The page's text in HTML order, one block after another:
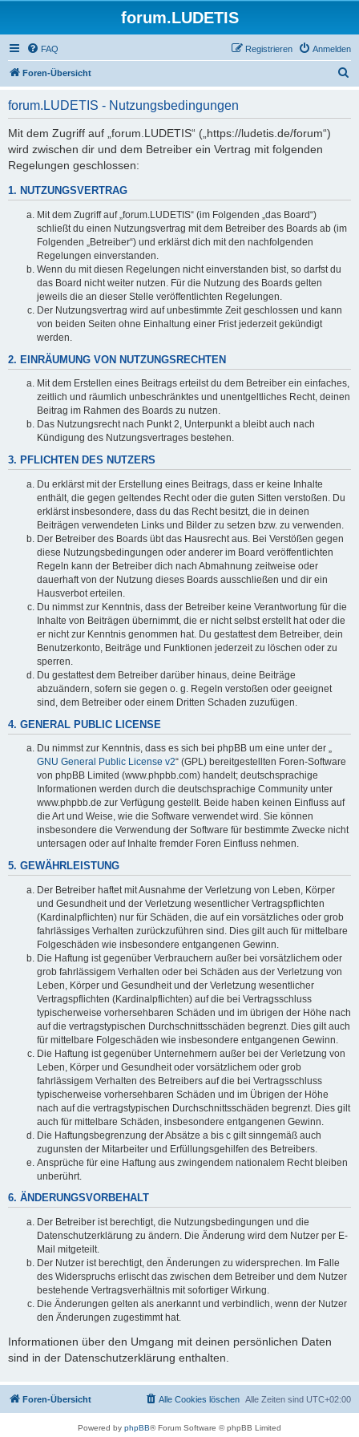
forum.LUDETIS
FAQ Anmelden
Registrieren
Foren-Übersicht
forum.LUDETIS - Nutzungsbedingungen
Mit dem Zugriff auf „forum.LUDETIS“ („https://ludetis.de/forum“)
wird zwischen dir und dem Betreiber ein Vertrag mit folgenden
Regelungen geschlossen:
1. NUTZUNGSVERTRAG
Mit dem Zugriff auf „forum.LUDETIS“ (im Folgenden „das Board“)
schließt du einen Nutzungsvertrag mit dem Betreiber des Boards ab (im
Folgenden „Betreiber“) und erklärst dich mit den nachfolgenden
Regelungen einverstanden.
Wenn du mit diesen Regelungen nicht einverstanden bist, so darfst du
das Board nicht weiter nutzen. Für die Nutzung des Boards gelten
jeweils die an dieser Stelle veröffentlichten Regelungen.
Der Nutzungsvertrag wird auf unbestimmte Zeit geschlossen und kann
von beiden Seiten ohne Einhaltung einer Frist jederzeit gekündigt
werden.
2. EINRÄUMUNG VON NUTZUNGSRECHTEN
Mit dem Erstellen eines Beitrags erteilst du dem Betreiber ein einfaches,
zeitlich und räumlich unbeschränktes und unentgeltliches Recht, deinen
Beitrag im Rahmen des Boards zu nutzen.
Das Nutzungsrecht nach Punkt 2, Unterpunkt a bleibt auch nach
Kündigung des Nutzungsvertrages bestehen.
3. PFLICHTEN DES NUTZERS
Du erklärst mit der Erstellung eines Beitrags, dass er keine Inhalte
enthält, die gegen geltendes Recht oder die guten Sitten verstoßen. Du
erklärst insbesondere, dass du das Recht besitzt, die in deinen
Beiträgen verwendeten Links und Bilder zu setzen bzw. zu verwenden.
Der Betreiber des Boards übt das Hausrecht aus. Bei Verstößen gegen
diese Nutzungsbedingungen oder anderer im Board veröffentlichten
Regeln kann der Betreiber dich nach Abmahnung zeitweise oder
dauerhaft von der Nutzung dieses Boards ausschließen und dir ein
Hausverbot erteilen.
Du nimmst zur Kenntnis, dass der Betreiber keine Verantwortung für die
Inhalte von Beiträgen übernimmt, die er nicht selbst erstellt hat oder die
er nicht zur Kenntnis genommen hat. Du gestattest dem Betreiber, dein
Benutzerkonto, Beiträge und Funktionen jederzeit zu löschen oder zu
sperren.
Du gestattest dem Betreiber darüber hinaus, deine Beiträge
abzuändern, sofern sie gegen o. g. Regeln verstoßen oder geeignet
sind, dem Betreiber oder einem Dritten Schaden zuzufügen.
4. GENERAL PUBLIC LICENSE
Du nimmst zur Kenntnis, dass es sich bei phpBB um eine unter der „
GNU General Public License v2“ (GPL) bereitgestellten Foren-Software
von phpBB Limited (www.phpbb.com) handelt; deutschsprachige
Informationen werden durch die deutschsprachige Community unter
www.phpbb.de zur Verfügung gestellt. Beide haben keinen Einfluss auf
die Art und Weise, wie die Software verwendet wird. Sie können
insbesondere die Verwendung der Software für bestimmte Zwecke nicht
untersagen oder auf Inhalte fremder Foren Einfluss nehmen.
5. GEWÄHRLEISTUNG
Der Betreiber haftet mit Ausnahme der Verletzung von Leben, Körper
und Gesundheit und der Verletzung wesentlicher Vertragspflichten
(Kardinalpflichten) nur für Schäden, die auf ein vorsätzliches oder grob
fahrlässiges Verhalten zurückzuführen sind. Dies gilt auch für mittelbare
Folgeschäden wie insbesondere entgangenen Gewinn.
Die Haftung ist gegenüber Verbrauchern außer bei vorsätzlichem oder
grob fahrlässigem Verhalten oder bei Schäden aus der Verletzung von
Leben, Körper und Gesundheit und der Verletzung wesentlicher
Vertragspflichten (Kardinalpflichten) auf die bei Vertragsschluss
typischerweise vorhersehbaren Schäden und im übrigen der Höhe nach
auf die vertragstypischen Durchschnittsschäden begrenzt. Dies gilt auch
für mittelbare Folgeschäden wie insbesondere entgangenen Gewinn.
Die Haftung ist gegenüber Unternehmern außer bei der Verletzung von
Leben, Körper und Gesundheit oder vorsätzlichem oder grob
fahrlässigem Verhalten des Betreibers auf die bei Vertragsschluss
typischerweise vorhersehbaren Schäden und im Übrigen der Höhe
nach auf die vertragstypischen Durchschnittsschäden begrenzt. Dies gilt
auch für mittelbare Schäden, insbesondere entgangenen Gewinn.
Die Haftungsbegrenzung der Absätze a bis c gilt sinngemäß auch
zugunsten der Mitarbeiter und Erfüllungsgehilfen des Betreibers.
Ansprüche für eine Haftung aus zwingendem nationalem Recht bleiben
unberührt.
6. ÄNDERUNGSVORBEHALT
Der Betreiber ist berechtigt, die Nutzungsbedingungen und die
Datenschutzerklärung zu ändern. Die Änderung wird dem Nutzer per E-
Mail mitgeteilt.
Der Nutzer ist berechtigt, den Änderungen zu widersprechen. Im Falle
des Widerspruchs erlischt das zwischen dem Betreiber und dem Nutzer
bestehende Vertragsverhältnis mit sofortiger Wirkung.
Die Änderungen gelten als anerkannt und verbindlich, wenn der Nutzer
den Änderungen zugestimmt hat.
Informationen über den Umgang mit deinen persönlichen Daten
sind in der Datenschutzerklärung enthalten.
Foren-Übersicht Alle Zeiten sind UTC+02:00
Alle Cookies löschen
Powered by phpBB® Forum Software © phpBB Limited